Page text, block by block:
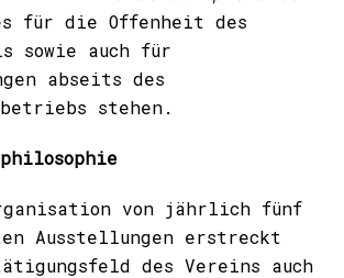
für die Offenheit des
sowie auch für
abseits des
stehen.
von jährlich fünf
Ausstellungen erstreckt
des Vereins auch